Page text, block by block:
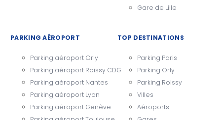
Gare de Lille
PARKING AÉROPORT
Parking aéroport Orly
Parking aéroport Roissy CDG
Parking aéroport Nantes
Parking aéroport Lyon
Parking aéroport Genève
TOP DESTINATIONS
Parking Paris
Parking Orly
Parking Roissy
Villes
Aéroports